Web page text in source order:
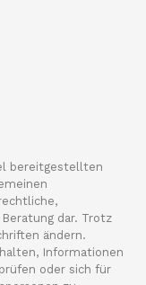
bereitgestellten
dar. Trotz
ändern.
Informationen
oder sich für